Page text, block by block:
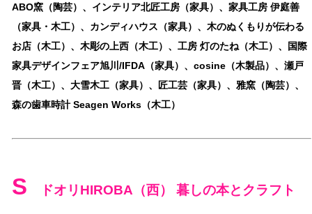
ABO窯（陶芸）、インテリア北匠工房（家具）、家具工房 伊庭善
（家具・木工）、カンディハウス（家具）、木のぬくもりが伝わる
お店（木工）、木彫の上西（木工）、工房 灯のたね（木工）、国際
家具デザインフェア旭川/IFDA（家具）、cosine（木製品）、瀬戸
晋（木工）、大雪木工（家具）、匠工芸（家具）、雅窯（陶芸）、
森の歯車時計 Seagen Works（木工）
S ドオリHIROBA（西） 暮しの本とクラフト